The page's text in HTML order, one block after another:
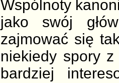
Wspólnoty
jako swój
zajmować się
niekiedy spory z
bardziej